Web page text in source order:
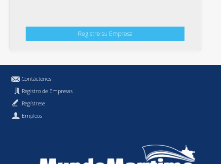
Registre su Empresa
Contáctenos
Registro de Empresas
Regístrese
Empleos